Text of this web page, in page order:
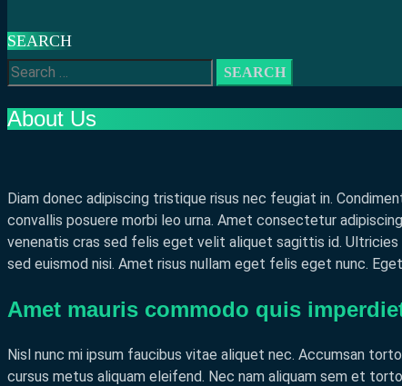
SEARCH
Search
for:
About Us
Diam donec adipiscing tristique risus nec feugiat in.
convallis posuere morbi leo urna. Amet consectetur
venenatis cras sed felis eget velit aliquet sagittis id.
sed euismod nisi. Amet risus nullam eget felis eget nunc.
Amet mauris commodo quis
Nisl nunc mi ipsum faucibus vitae aliquet nec. Accumsan
cursus metus aliquam eleifend. Nec nam aliquam sem et